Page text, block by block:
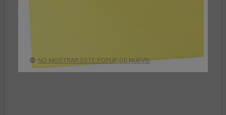
NO MOSTRAR ESTE POPUP DE NUEVO.